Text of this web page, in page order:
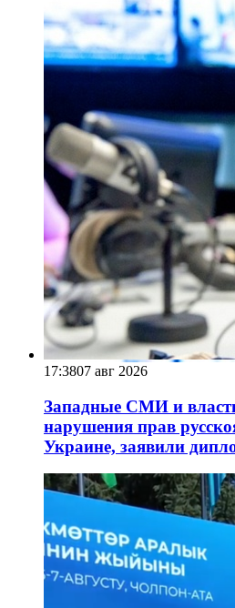
17:3807 авг 2026
Западные СМИ и
нарушения прав
Украине, заявили